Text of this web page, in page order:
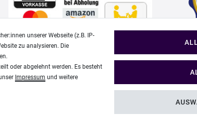
Im Shop
unserer Webseite (z.B. IP-
zu analysieren. Die
oder abgelehnt werden. Es besteht
Impressum und weitere